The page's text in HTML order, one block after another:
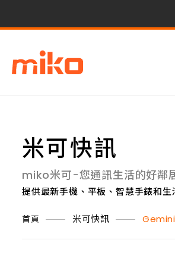
米可快訊
miko米可-您通訊生活的好鄰
提供最新手機、平板、智慧手錶和
首頁 米可快訊